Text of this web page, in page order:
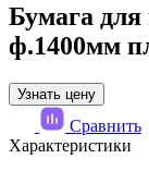
Бумага
ф.1400мм
Узнать цену
Сравнить
Характеристики